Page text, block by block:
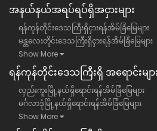
အနယ်နယ်အရပ်ရပ်ရှိအငှားများ
ရန်ကုန်တိုင်းဒေသကြီးရှိငှားရန်အိမ်ခြံမြေများ
မန္တလေးတိုင်းဒေသကြီးရှိငှားရန်အိမ်ခြံမြေများ
Show More
ရန်​ကုန်တိုင်းဒေသကြီး​ရှိ အရောင်းမျာ
လှည်းကူးမြို့နယ်ရှိရောင်းရန်အိမ်ခြံမြေများ
မင်္ဂလာဒုံမြို့နယ်ရှိရောင်းရန်အိမ်ခြံမြေများ
Show More